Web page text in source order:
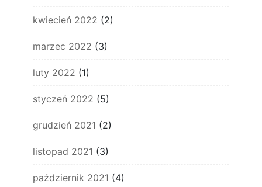
kwiecień 2022 (2)
marzec 2022 (3)
luty 2022 (1)
styczeń 2022 (5)
grudzień 2021 (2)
listopad 2021 (3)
październik 2021 (4)